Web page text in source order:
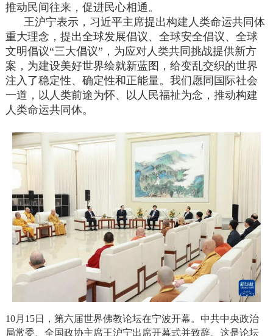
推动民间往来，促进民心相通。
王沪宁表示，习近平主席提出构建人类命运共同体
重大理念，提出全球发展倡议、全球安全倡议、全球
文明倡议“三大倡议”，为应对人类共同挑战提供新方
案，为建设美好世界绘就新蓝图，给变乱交织的世界
注入了稳定性、确定性和正能量。我们愿同国际社会
一道，以人类前途为怀、以人民福祉为念，推动构建
人类命运共同体。
10月15日，第六届世界佛教论坛在宁波开幕。中共中央政治
局常委、全国政协主席王沪宁出席开幕式并致辞。这是论坛